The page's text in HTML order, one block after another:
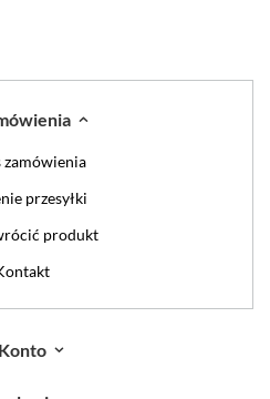
zamówienia
przesyłki
produkt
Konto